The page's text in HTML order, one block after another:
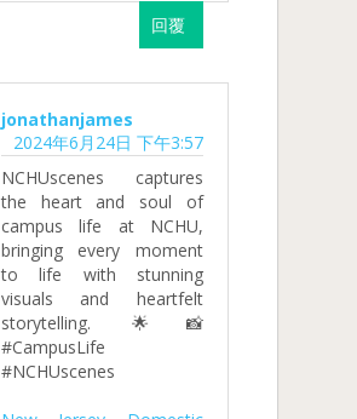
回覆
jonathanjames
2024年6月24日 下午3:57
NCHUscenes captures
the heart and soul of
campus life at NCHU,
bringing every moment
to life with stunning
visuals and heartfelt
storytelling. 🌟📸
#CampusLife
#NCHUscenes